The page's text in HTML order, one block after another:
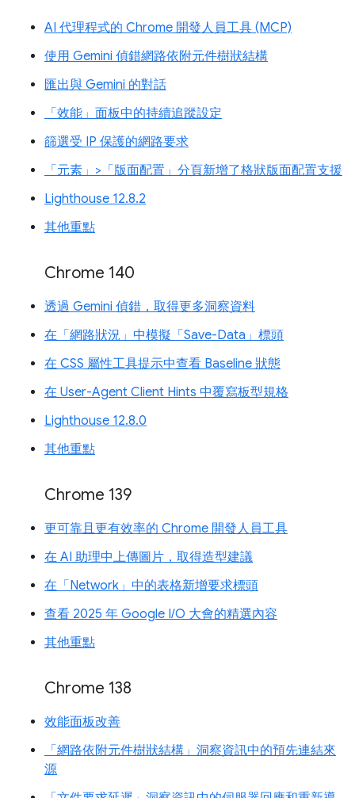
AI 代理程式的 Chrome 開發人員工具 (MCP)
使用 Gemini 偵錯網路依附元件樹狀結構
匯出與 Gemini 的對話
「效能」面板中的持續追蹤設定
篩選受 IP 保護的網路要求
「元素」>「版面配置」分頁新增了格狀版面配置支援
Lighthouse 12.8.2
其他重點
Chrome 140
透過 Gemini 偵錯，取得更多洞察資料
在「網路狀況」中模擬「Save-Data」標頭
在 CSS 屬性工具提示中查看 Baseline 狀態
在 User-Agent Client Hints 中覆寫板型規格
Lighthouse 12.8.0
其他重點
Chrome 139
更可靠且更有效率的 Chrome 開發人員工具
在 AI 助理中上傳圖片，取得造型建議
在「Network」中的表格新增要求標頭
查看 2025 年 Google I/O 大會的精選內容
其他重點
Chrome 138
效能面板改善
「網路依附元件樹狀結構」洞察資訊中的預先連結來
源